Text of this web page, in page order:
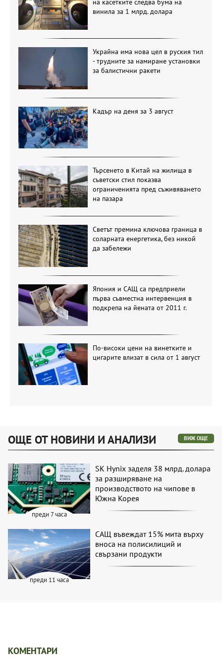
на касетките следва бума на
винила за 1 млрд. долара
Украйна има нова цел в руския тил
- трудните за намиране установки
за балистични ракети
Кадър на деня за 3 август
Търсенето в Китай на жилища в
съветски стил показва
ограниченията пред съживяването
на пазара
Светът премина ключова граница в
соларната енергетика, без никой
да забележи
Япония и САЩ са предприели
първа съвместна интервенция в
подкрепа на йената от 2011 г.
По-високи цени на винетките и
цигарите влизат в сила от 1 август
ОЩЕ ОТ НОВИНИ И АНАЛИЗИ ВИЖ ОЩЕ
преди 7 часа
SK Hynix заделя 38 млрд. долара
за разширяване на
производството на чипове в
Южна Корея
преди 11 часа
САЩ въвеждат 15% мита върху
вноса на полисилиций и
свързани продукти
КОМЕНТАРИ